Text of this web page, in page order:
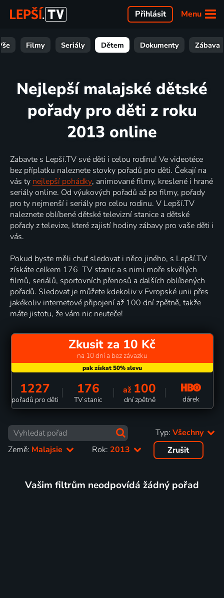
Menu
Přihlásit
Filmy Seriály Dětem Dokumenty Zábava
Nejlepší malajské dětské
pořady pro děti z roku
2013 online
Zabavte s Lepší.TV své děti i celou rodinu! Ve videotéce
bez příplatku naleznete stovky pořadů pro děti. Čekají na
vás ty nejlepší pohádky, animované filmy, kreslené i hrané
seriály online. Od výukových pořadů až po filmy, pořady
pro ty nejmenší i seriály pro celou rodinu. V Lepší.TV
naleznete oblíbené dětské televizní stanice a dětské
pořady z televize, které zajistí hodiny zábavy pro vaše děti i
vás.
Pokud byste měli chuť sledovat i něco jiného, s Lepší.TV
získáte celkem 176 TV stanic a s nimi moře skvělých
filmů, seriálů, sportovních přenosů a dalších oblíbených
pořadů. Sledovat je můžete kdekoliv v Evropské unii přes
jakékoliv internetové připojení až 100 dní zpětně, takže
máte jistotu, že vám nic neuteče!
Zkusit za 10 Kč
na 10 dní a bez závazku
1227
pořadů pro děti
176
TV stanic
až 100
dní zpětně dárek
Typ: Všechny
Země: Malajsie Rok: 2013 Zrušit
Vašim filtrům neodpovídá žádný pořad